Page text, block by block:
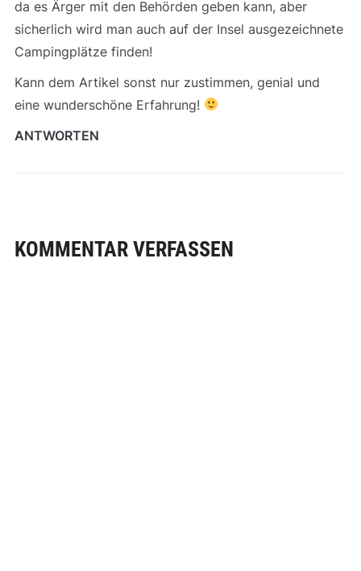
da es Ärger mit den Behörden geben kann, aber
sicherlich wird man auch auf der Insel ausgezeichnete
Campingplätze finden!
Kann dem Artikel sonst nur zustimmen, genial und
eine wunderschöne Erfahrung!
ANTWORTEN
KOMMENTAR VERFASSEN